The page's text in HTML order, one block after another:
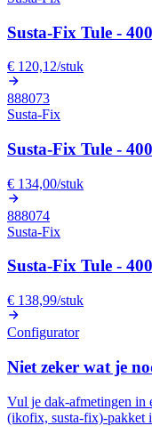
Susta-Fix Tule -
€ 120,12/stuk
888073
Susta-Fix
Susta-Fix Tule -
€ 134,00/stuk
888074
Susta-Fix
Susta-Fix Tule -
€ 138,99/stuk
Configurator
Niet zeker wat je
Vul je dak-afmetingen in
(ikofix, susta-fix)-pakket